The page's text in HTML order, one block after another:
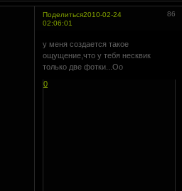
Поделиться 86
2010-02-24
02:06:01
у меня создается такое
ощущение,что у тебя несквик
только две фотки...Оо
0